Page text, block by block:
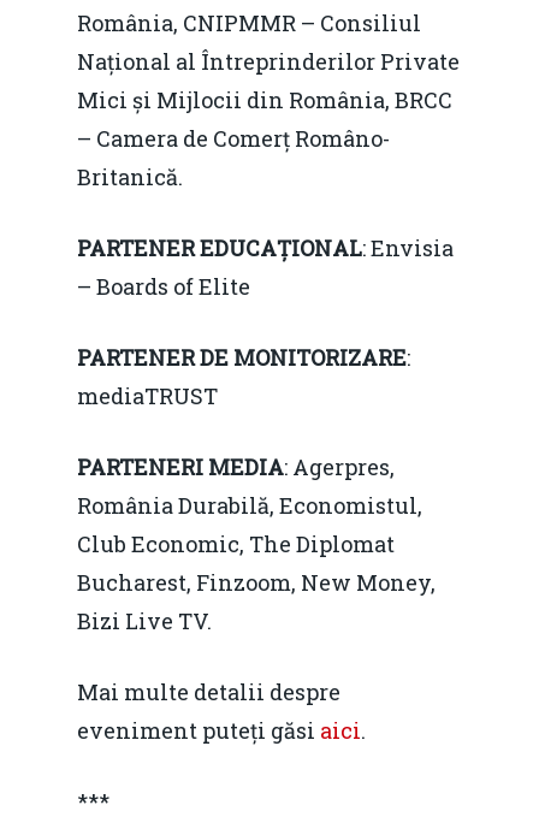
România, CNIPMMR – Consiliul
Național al Întreprinderilor Private
Mici și Mijlocii din România, BRCC
– Camera de Comerț Româno-
Britanică.
PARTENER EDUCAȚIONAL: Envisia
– Boards of Elite
PARTENER DE MONITORIZARE:
mediaTRUST
PARTENERI MEDIA: Agerpres,
România Durabilă, Economistul,
Club Economic, The Diplomat
Bucharest, Finzoom, New Money,
Bizi Live TV.
Mai multe detalii despre
eveniment puteți găsi aici.
***
România – orizont
resurselor naturale
Piaţa gazelor naturale:
predictibilitate,
Soluții de
IMM
Fiscalitate pentru o
Durabilă
Martie 2016
pentru o Românie
Marea Neagră în Noua
economie
Politici Europene în
Piața gazelor naturale:
concurență.
EM360 Talk
Contact
Burse pentru
Email: